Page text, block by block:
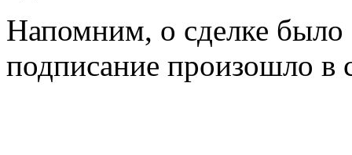
Напомним, о сделке было
подписание произошло в